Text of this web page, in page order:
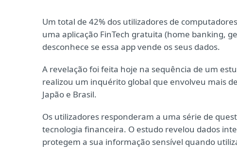
Um total de 42% dos utilizadores de
uma aplicação FinTech gratuita (home banking,
desconhece se essa app vende os seus dados.
A revelação foi feita hoje na sequência de um
realizou um inquérito global que envolveu mais
Japão e Brasil.
Os utilizadores responderam a uma série de
tecnologia financeira. O estudo revelou dados
protegem a sua informação sensível quando